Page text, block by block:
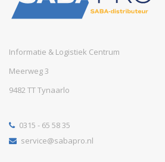
Informatie & Logistiek Centrum
Meerweg 3
9482 TT Tynaarlo
0315 - 65 58 35
service@sabapro.nl